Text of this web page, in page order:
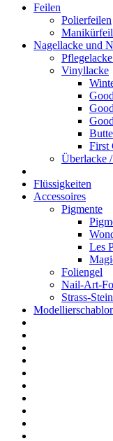
Feilen
Polierfeilen
Nagellacke und
Vinyllacke
First
Überlacke
Flüssigkeiten
Accessoires
Pigmente
Les
Foliengel
Nail-Art-
Strass-